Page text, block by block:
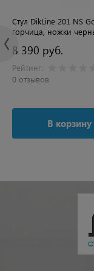
Стул DikLine 201 NS
горчица, ножки
8 390 руб.
Рейтинг:
0 отзывов
В корзину